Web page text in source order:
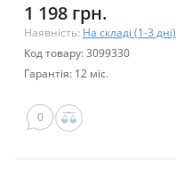
1 198 грн.
Наявність: На складі (1-3 дні)
Код товару: 3099330
Гарантія: 12 міс.
0